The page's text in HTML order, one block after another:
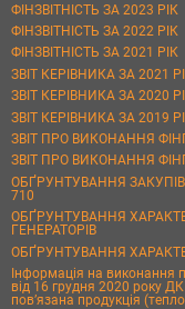
ФІНЗВІТНІСТЬ ЗА 2023 РІК
ФІНЗВІТНІСТЬ ЗА 2022 РІК
ФІНЗВІТНІСТЬ ЗА 2021 РІК
ЗВІТ КЕРІВНИКА ЗА 2021
ЗВІТ КЕРІВНИКА ЗА 2020
ЗВІТ КЕРІВНИКА ЗА 2019
ЗВІТ ПРО ВИКОНАННЯ
ЗВІТ ПРО ВИКОНАННЯ
ОБҐРУНТУВАННЯ
710
ОБҐРУНТУВАННЯ
ГЕНЕРАТОРІВ
ОБҐРУНТУВАННЯ
Інформація на виконання
від 16 грудня 2020 року
пов’язана продукція